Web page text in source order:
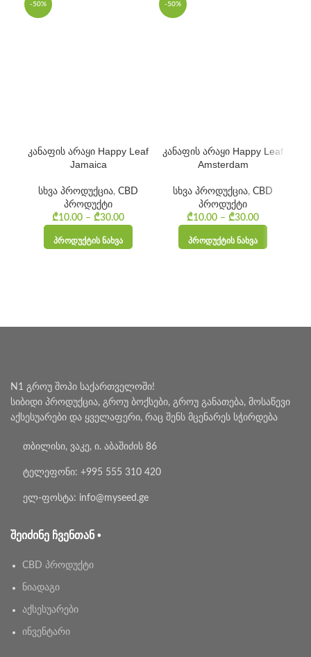
-50%
კანაფის არაყი Happy Leaf
Jamaica
სხვა პროდუქცია, CBD
პროდუქტი
₾10.00 – ₾30.00
₾10.00
ᲞᲠᲝᲓᲣᲥᲢᲘᲡ ᲜᲐᲮᲕᲐ
-50%
კანაფის არაყი Happy Leaf
Amsterdam
სხვა პროდუქცია, CBD
პროდუქტი
₾10.00 – ₾30.00
₾10.00
ᲞᲠᲝᲓᲣᲥᲢᲘᲡ ᲜᲐᲮᲕᲐ
N1 გროუ შოპი საქართველოში!
სიბიდი პროდუქცია, გროუ ბოქსები, გროუ განათება, მოსაწევი
აქსესუარები და ყველაფერი, რაც შენს მცენარეს სჭირდება
თბილისი, ვაკე, ი. აბაშიძის 86
ტელეფონი: +995 555 310 420
ელ-ფოსტა: info@myseed.ge
ᲨᲔᲘᲫᲘᲜᲔ ᲩᲕᲔᲜᲗᲐᲜ •
CBD პროდუქტი
ნიადაგი
აქსესუარები
ინვენტარი